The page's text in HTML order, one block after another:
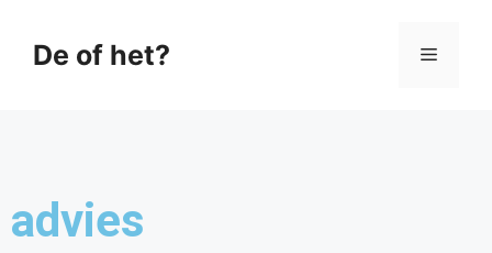
De of het?
advies